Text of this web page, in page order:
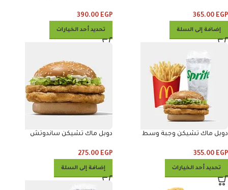
365.00 EGP
إضافة إلى السلة
390.00 EGP
تحديد أحد الخيارات
دوبل ماك تشيكن وجبة وسط
355.00 EGP
تحديد أحد الخيارات
دوبل ماك تشيكن ساندوتش
275.00 EGP
إضافة إلى السلة